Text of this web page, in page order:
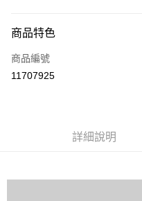
信用卡一次付款
運送方式
商品特色
商品編號
11707925
詳細說明